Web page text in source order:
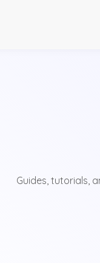
Guides, tutorials,